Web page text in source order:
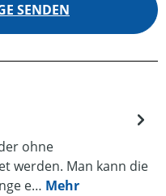
SENDEN
ohne
werden. Man kann die
e… Mehr